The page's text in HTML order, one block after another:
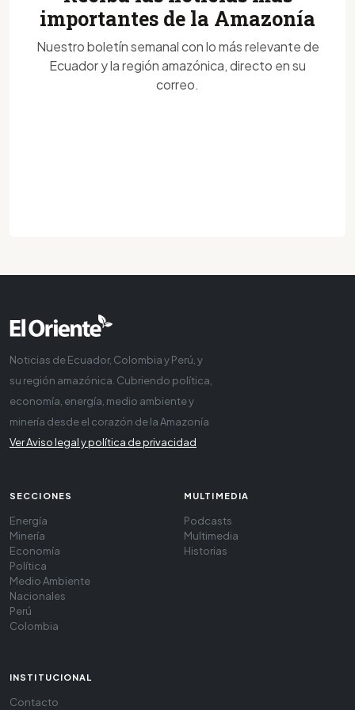
importantes de la Amazonía
Nuestro boletín semanal con lo más relevante de
Ecuador y la región amazónica, directo en su
correo.
Noticias de Ecuador, Colombia y Perú, y
su región amazónica. Cubriendo política,
economía, energía, medio ambiente y
minería desde el corazón de la Amazonía
Ver Aviso legal y política de privacidad
SECCIONES
Energía
Minería
Economía
Política
Medio Ambiente
Nacionales
Perú
Colombia
MULTIMEDIA
Podcasts
Multimedia
Historias
INSTITUCIONAL
Contacto